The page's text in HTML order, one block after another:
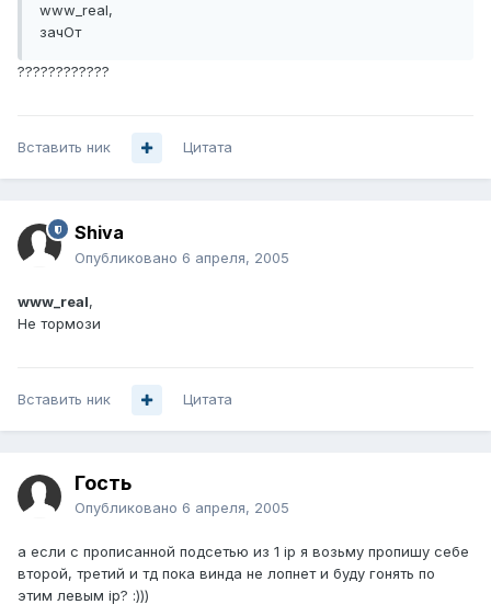
www_real,
зачОт
????????????
Вставить ник Цитата
Shiva
Опубликовано 6 апреля, 2005
www_real,
Не тормози
Вставить ник Цитата
Гость
Опубликовано 6 апреля, 2005
а если с прописанной подсетью из 1 ip я возьму пропишу себе
второй, третий и тд пока винда не лопнет и буду гонять по
этим левым ip? :)))